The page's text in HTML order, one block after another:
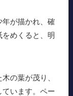
年が描かれ、確
めくると、明
の葉が茂り、
います。ペー